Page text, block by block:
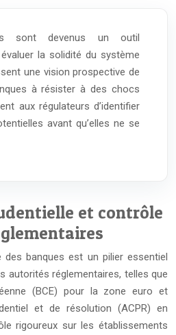
sont devenus un outil
la solidité du système
une vision prospective de
à résister à des chocs
aux régulateurs d’identifier
avant qu’elles ne se
et contrôle
des banques est un pilier essentiel
autorités réglementaires, telles que
(BCE) pour la zone euro et
et de résolution (ACPR) en
rigoureux sur les établissements